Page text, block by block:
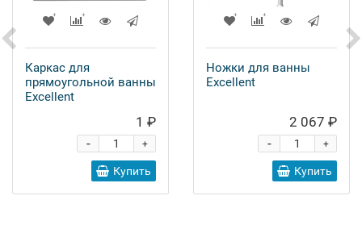
Каркас для
прямоугольной ванны
Excellent
1 ₽
+
-
Купить
Ножки для ванны
Excellent
2 067 ₽
+
-
Купить